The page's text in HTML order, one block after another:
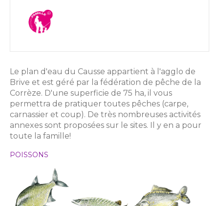
Le plan d'eau du Causse appartient à l'agglo de
Brive et est géré par la fédération de pêche de la
Corrèze. D'une superficie de 75 ha, il vous
permettra de pratiquer toutes pêches (carpe,
carnassier et coup). De très nombreuses activités
annexes sont proposées sur le sites. Il y en a pour
toute la famille!
POISSONS